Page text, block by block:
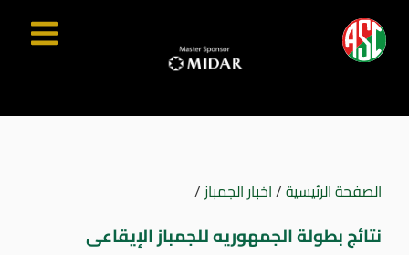
الصفحة الرئيسية/اخبار الجمباز/
نتائج بطولة الجمهوريه للجمباز الإيقاعى